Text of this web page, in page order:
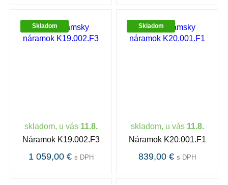
Skladom
skladom, u vás 11.8.
Náramok K19.002.F3
1 059,00 € s DPH
Skladom
skladom, u vás 11.8.
Náramok K20.001.F1
839,00 € s DPH